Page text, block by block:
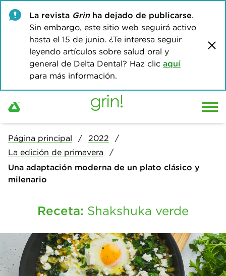
Página principal
2022
La edición de primavera
Una adaptación moderna de un plato clásico y
milenario
La revista Grinha dejado de publicarse.
Sin embargo, este sitio web seguirá activo
hasta el 15 de junio. ¿Te interesa seguir
leyendo artículos sobre salud oral y
general de Delta Dental? Haz clic aquí
para más información.
Receta: Shakshuka verde